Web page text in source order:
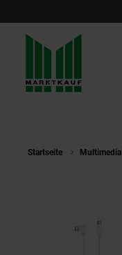
Startseite Multimedia